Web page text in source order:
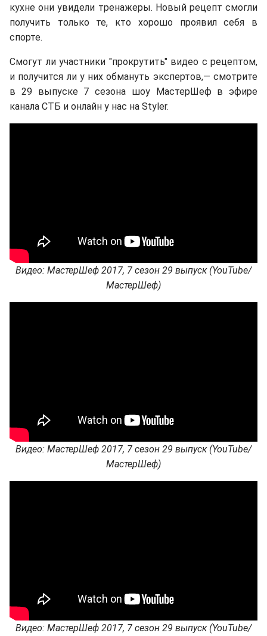
кухне они увидели тренажеры. Новый рецепт смогли
получить только те, кто хорошо проявил себя в
спорте.
Смогут ли участники "прокрутить" видео с рецептом,
и получится ли у них обмануть экспертов,— смотрите
в 29 выпуске 7 сезона шоу МастерШеф в эфире
канала СТБ и онлайн у нас на Styler.
Видео: МастерШеф 2017, 7 сезон 29 выпуск (YouTube/
МастерШеф)
Видео: МастерШеф 2017, 7 сезон 29 выпуск (YouTube/
МастерШеф)
Видео: МастерШеф 2017, 7 сезон 29 выпуск (YouTube/